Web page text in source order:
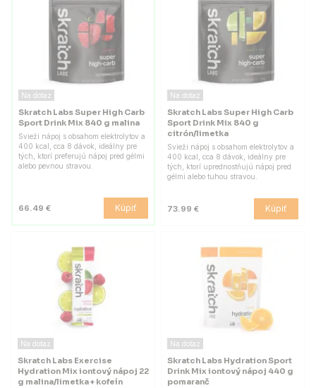
Na dotaz
Skratch Labs Super High Carb
Sport Drink Mix 840 g malina
Svieži nápoj s obsahom elektrolytov a
400 kcal, cca 8 dávok, ideálny pre
tých, ktorí preferujú nápoj pred gélmi
alebo pevnou stravou.
66.49 € Kúpiť
Na dotaz
Skratch Labs Super High Carb
Sport Drink Mix 840 g
citrón/limetka
Svieži nápoj s obsahom elektrolytov a
400 kcal, cca 8 dávok, ideálny pre
tých, ktorí uprednostňujú nápoj pred
gélmi alebo tuhou stravou.
73.99 € Kúpiť
Na dotaz
Skratch Labs Exercise
Hydration Mix iontový nápoj 22
g malina/limetka + kofeín
Na dotaz
Skratch Labs Hydration Sport
Drink Mix iontový nápoj 440 g
pomaranč